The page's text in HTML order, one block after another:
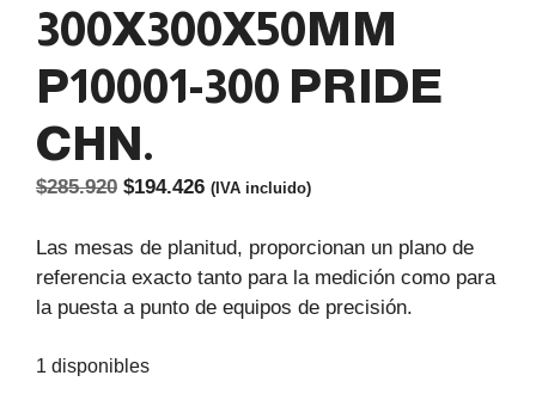
300X300X50MM
P10001-300 PRIDE
CHN.
$285.920 El
original
era:
$285.920.
$194.426El
actual
es:
$194.426.
(IVA incluido)
Las mesas de planitud, proporcionan un plano de
referencia exacto tanto para la medición como para
la puesta a punto de equipos de precisión.
1 disponibles